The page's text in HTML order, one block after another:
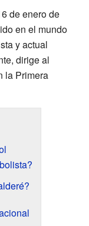
de enero de
en el mundo
y actual
dirige al
la Primera